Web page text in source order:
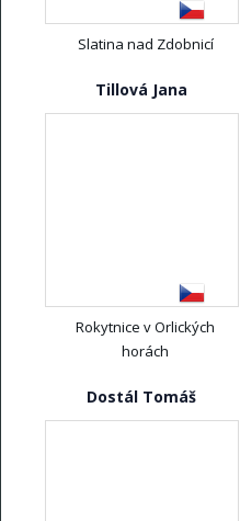
Slatina nad Zdobnicí
Tillová Jana
Rokytnice v Orlických
horách
Dostál Tomáš